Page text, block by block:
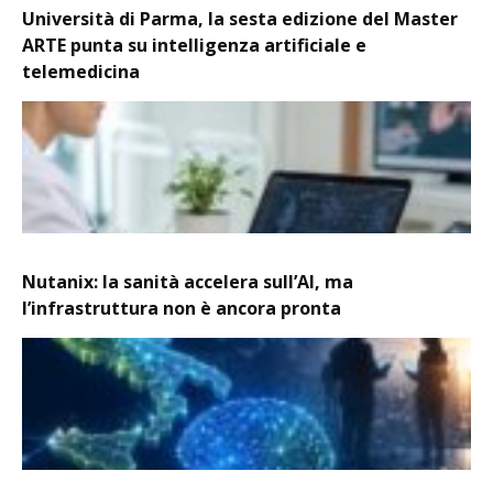
Università di Parma, la sesta edizione del Master
ARTE punta su intelligenza artificiale e
telemedicina
Nutanix: la sanità accelera sull’AI, ma
l’infrastruttura non è ancora pronta